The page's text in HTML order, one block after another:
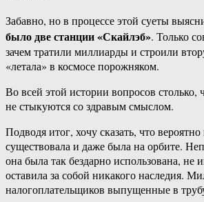
Забавно, но в процессе этой суеты
было две станции «Скайлэб». Только
зачем тратили миллиарды и строили
«летала» в космосе порожняком.
Во всей этой истории вопросов столько,
не стыкуются со здравым смыслом.
Подводя итог, хочу сказать, что
существовала и даже была на орбите.
она была так бездарно использована, не
оставила за собой никакого наследия.
налогоплательщиков выпущенные в